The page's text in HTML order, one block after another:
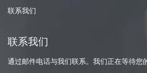
联系我们
联系我们
通过邮件电话与我们联系。我们正在等待您